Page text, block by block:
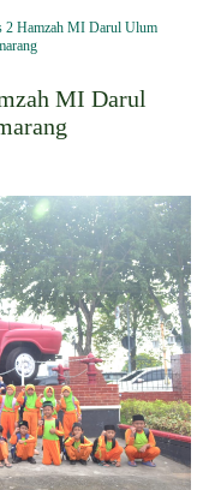
2 Hamzah MI Darul Ulum
MI Darul